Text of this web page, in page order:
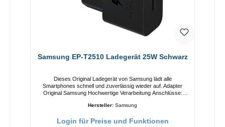
Samsung EP-T2510 Ladegerät 25W Schwarz
Dieses Original Ladegerät von Samsung lädt alle
Smartphones schnell und zuverlässig wieder auf. Adapter
Original Samsung Hochwertige Verarbeitung Anschlüsse:
Hersteller: Samsung
Login für Preise und Funktionen